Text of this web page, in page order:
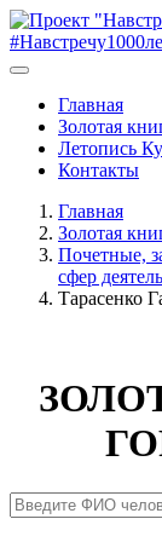
Главная
Золотая
Летопись
Контакты
Главная
Золотая
Почетные,
сфер
Тарасенко